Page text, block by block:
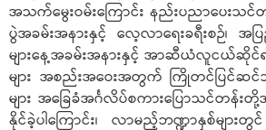
အသက်မွေးဝမ်းကြောင်း နည်းပညာပေးသ
ပွဲအခမ်းအနားနှင့် လေ့လာရေးခရီးစဉ်၊
များနေ့အခမ်းအနားနှင့် အာဆီယံလူငယ်ဆိုင်
များ အစည်းအဝေးအတွက် ကြိုတင်ပြင်ဆ
များ အခြေခံအင်္ဂလိပ်စကားပြောသင်တန်
နိုင်ခဲ့ပါကြောင်း၊ လာမည့်ဘဏ္ဍာနှစ်များ